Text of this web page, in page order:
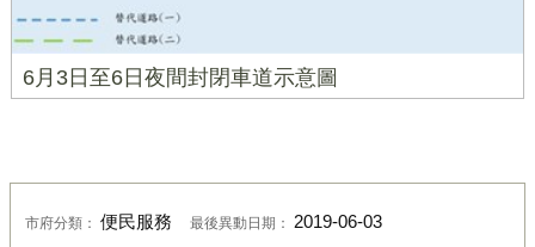
6月3日至6日夜間封閉車道示意圖
市府分類： 便民服務 最後異動日期： 2019-06-03